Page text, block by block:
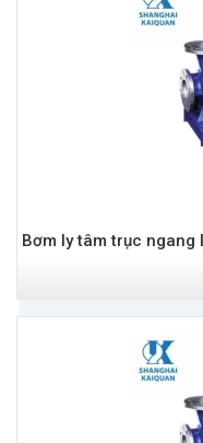
Bơm ly tâm trục ngang